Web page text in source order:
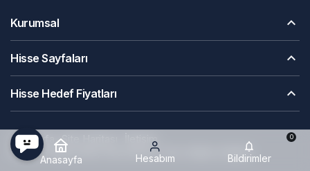
Kurumsal
Hisse Sayfaları
Hisse Hedef Fiyatları
Anasayfa Site Haritası
İletişim
© Telif Hakkı 2026, Rota Borsa, Tüm Hakları Saklıdır
Anasayfa Hesabım Bildirimler
0